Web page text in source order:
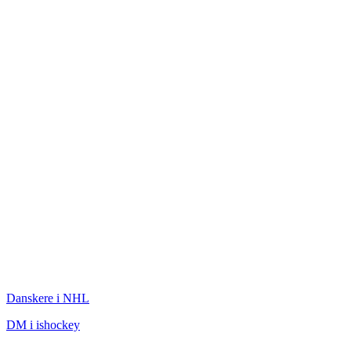
Danskere i NHL
DM i ishockey